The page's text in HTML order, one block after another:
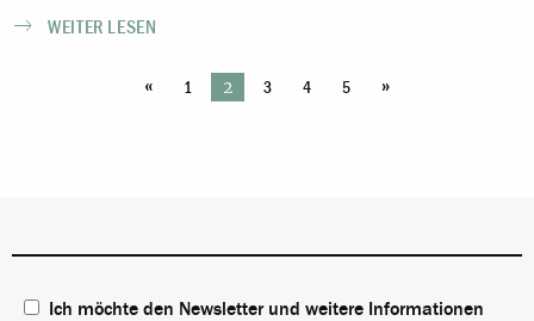
WEITER LESEN
« 1 2 3 4 5 »
Ich möchte den Newsletter und weitere Informationen